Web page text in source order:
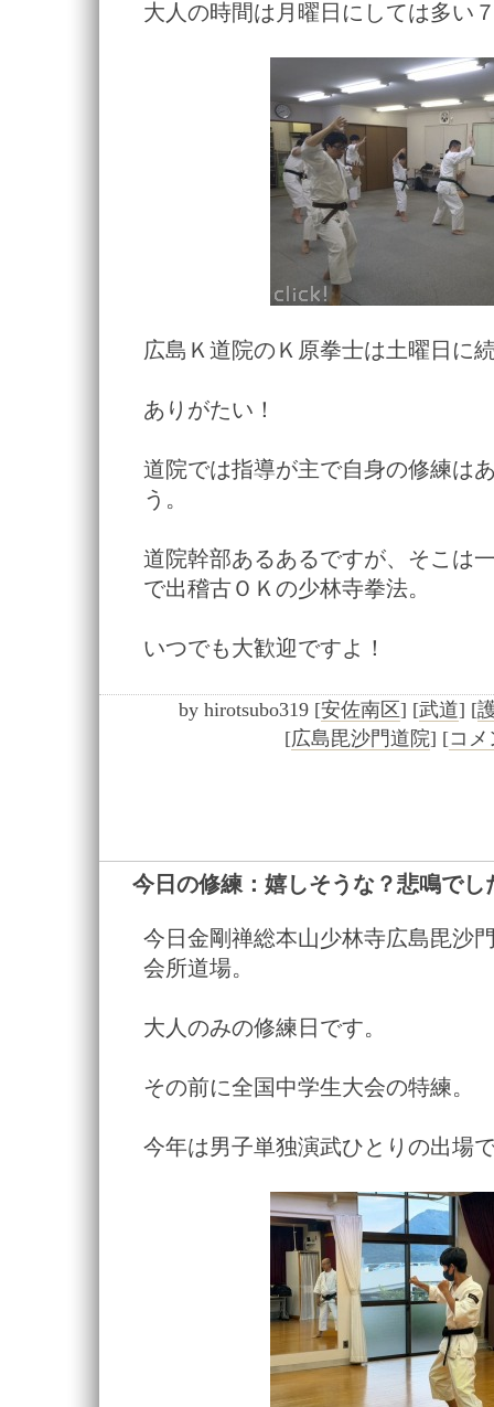
大人の時間は月曜日にしては多い
広島Ｋ道院のＫ原拳士は土曜日に
ありがたい！
道院では指導が主で自身の修練は
う。
道院幹部あるあるですが、そこは
で出稽古ＯＫの少林寺拳法。
いつでも大歓迎ですよ！
by hirotsubo319 [安佐南区] [武道] [
[広島毘沙門道院] [コメ
今日の修練：嬉しそうな？悲鳴でし
今日金剛禅総本山少林寺広島毘沙
会所道場。
大人のみの修練日です。
その前に全国中学生大会の特練。
今年は男子単独演武ひとりの出場